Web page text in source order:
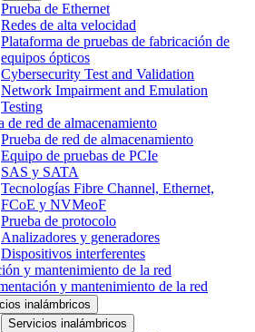
Prueba de Ethernet
Redes de alta velocidad
Plataforma de pruebas de fabricación de
equipos ópticos
Cybersecurity Test and Validation
Network Impairment and Emulation
Testing
de red de almacenamiento
Prueba de red de almacenamiento
Equipo de pruebas de PCIe
SAS y SATA
Tecnologías Fibre Channel, Ethernet,
FCoE y NVMeoF
Prueba de protocolo
Analizadores y generadores
Dispositivos interferentes
y mantenimiento de la red
y mantenimiento de la red
inalámbricos
Servicios inalámbricos